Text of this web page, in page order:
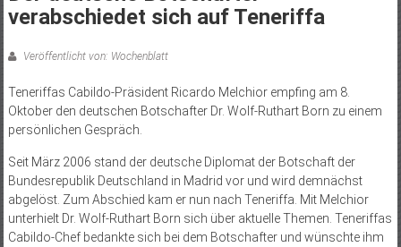
verabschiedet sich auf Teneriffa
Veröffentlicht von: Wochenblatt
Teneriffas Cabildo-Präsident Ricardo Melchior empfing am 8.
Oktober den deutschen Botschafter Dr. Wolf-Ruthart Born zu einem
persönlichen Gespräch.
Seit März 2006 stand der deutsche Diplomat der Botschaft der
Bundesrepublik Deutschland in Madrid vor und wird demnächst
abgelöst. Zum Abschied kam er nun nach Teneriffa. Mit Melchior
unterhielt Dr. Wolf-Ruthart Born sich über aktuelle Themen. Teneriffas
Cabildo-Chef bedankte sich bei dem Botschafter und wünschte ihm